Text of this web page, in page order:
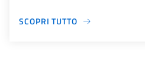
SCOPRI TUTTO